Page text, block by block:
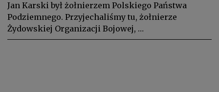
Jan Karski był żołnierzem Polskiego Państwa
Podziemnego. Przyjechaliśmy tu, żołnierze
Żydowskiej Organizacji Bojowej, …